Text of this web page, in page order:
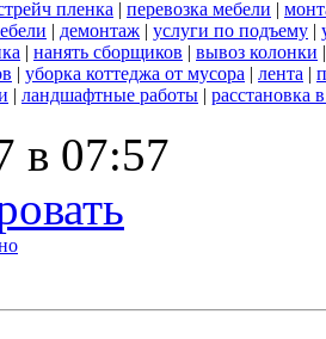
пленка | перевозка мебели |
| демонтаж | услуги по подъему |
| нанять сборщиков | вывоз колонки
| уборка коттеджа от мусора | лента |
| ландшафтные работы | расстановка
в 07:57